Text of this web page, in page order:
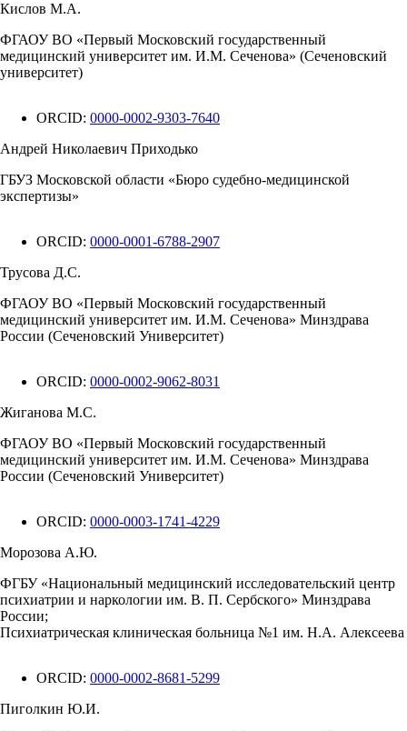
Кислов М.А.
ФГАОУ ВО «Первый Московский государственный
медицинский университет им. И.М. Сеченова» (Сеченовский
университет)
ORCID: 0000-0002-9303-7640
Андрей Николаевич Приходько
ГБУЗ Московской области «Бюро судебно-медицинской
экспертизы»
ORCID: 0000-0001-6788-2907
Трусова Д.С.
ФГАОУ ВО «Первый Московский государственный
медицинский университет им. И.М. Сеченова» Минздрава
России (Сеченовский Университет)
ORCID: 0000-0002-9062-8031
Жиганова М.С.
ФГАОУ ВО «Первый Московский государственный
медицинский университет им. И.М. Сеченова» Минздрава
России (Сеченовский Университет)
ORCID: 0000-0003-1741-4229
Морозова А.Ю.
ФГБУ «Национальный медицинский исследовательский центр
психиатрии и наркологии им. В. П. Сербского» Минздрава
России;
Психиатрическая клиническая больница №1 им. Н.А. Алексеева
ORCID: 0000-0002-8681-5299
Пиголкин Ю.И.